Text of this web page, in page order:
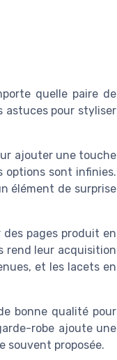
quelle paire de
astuces pour styliser
ajouter une touche
options sont infinies.
élément de surprise
pages produit en
rend leur acquisition
et les lacets en
bonne qualité pour
robe ajoute une
souvent proposée.